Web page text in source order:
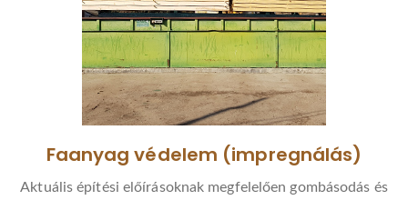
Faanyag védelem (impregnálás)
Aktuális építési előírásoknak megfelelően gombásodás és